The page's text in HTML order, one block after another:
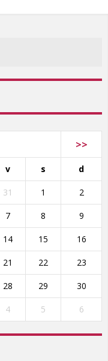
>>
v s d
31 1 2
7 8 9
14 15 16
21 22 23
28 29 30
4 5 6